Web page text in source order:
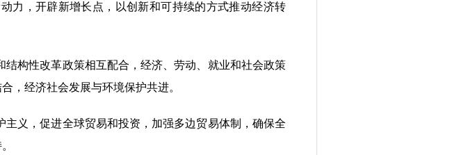
，开辟新增长点，以创新和可持续的方式推动经济转
构性改革政策相互配合，经济、劳动、就业和社会政策
，经济社会发展与环境保护共进。
义，促进全球贸易和投资，加强多边贸易体制，确保全